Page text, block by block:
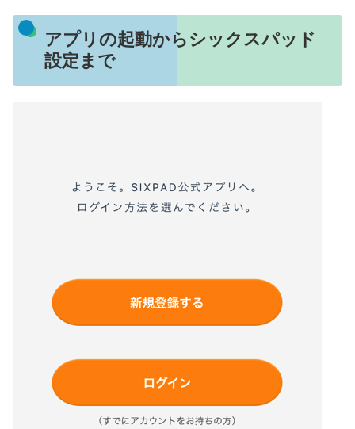
アプリの起動からシックスパッド
設定まで